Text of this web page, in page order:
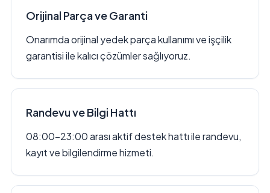
Orijinal Parça ve Garanti
Onarımda orijinal yedek parça kullanımı ve işçilik
garantisi ile kalıcı çözümler sağlıyoruz.
Randevu ve Bilgi Hattı
08:00–23:00 arası aktif destek hattı ile randevu,
kayıt ve bilgilendirme hizmeti.